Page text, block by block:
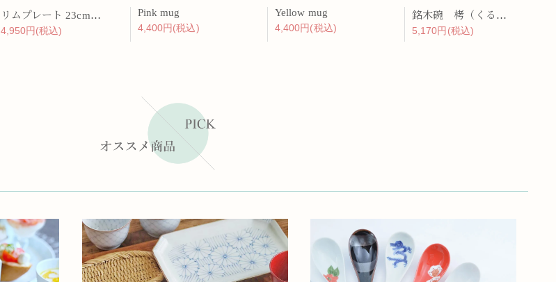
リムプレート 23cm 呉須散
4,950円(税込)
Pink mug
4,400円(税込)
Yellow mug
4,400円(税込)
銘木碗 栲（くるみ）
5,170円(税込)